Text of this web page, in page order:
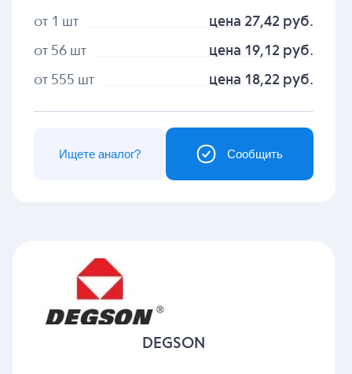
от 1 шт цена 27,42 руб.
от 56 шт цена 19,12 руб.
от 555 шт цена 18,22 руб.
Сообщить
Ищете аналог?
DEGSON